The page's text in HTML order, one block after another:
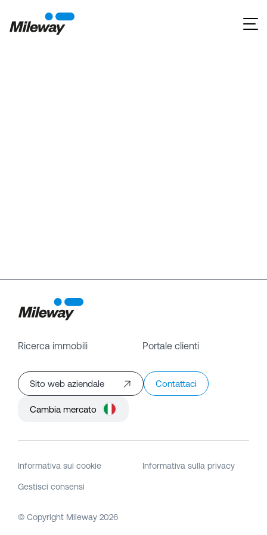
Ricerca immobili Portale clienti
Sito web aziendale Contattaci
Cambia mercato
Informativa sui cookie Informativa sulla privacy
Gestisci consensi
© Copyright Mileway 2026